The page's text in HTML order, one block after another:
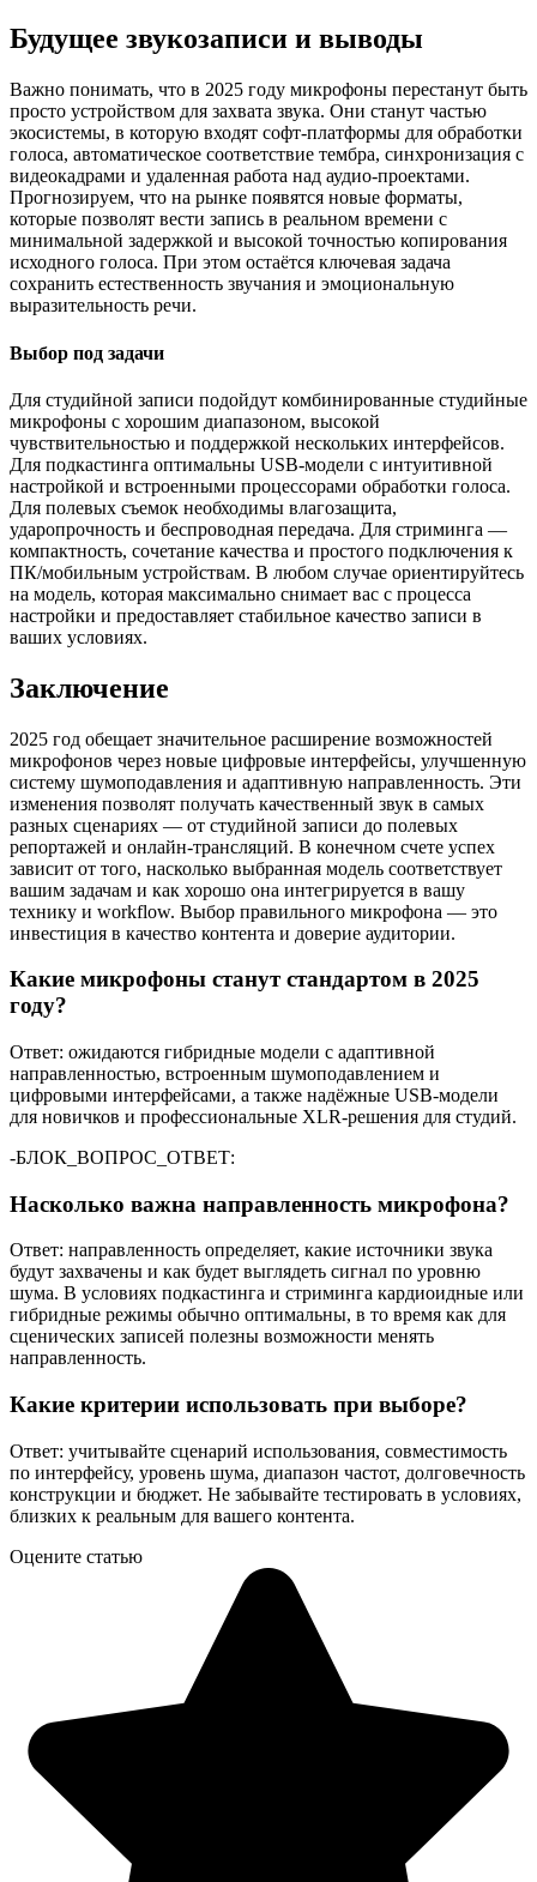
Будущее звукозаписи и выводы
Важно понимать, что в 2025 году микрофоны перестанут быть
просто устройством для захвата звука. Они станут частью
экосистемы, в которую входят софт‑платформы для обработки
голоса, автоматическое соответствие тембра, синхронизация с
видеокадрами и удаленная работа над аудио‑проектами.
Прогнозируем, что на рынке появятся новые форматы,
которые позволят вести запись в реальном времени с
минимальной задержкой и высокой точностью копирования
исходного голоса. При этом остаётся ключевая задача
сохранить естественность звучания и эмоциональную
выразительность речи.
Выбор под задачи
Для студийной записи подойдут комбинированные студийные
микрофоны с хорошим диапазоном, высокой
чувствительностью и поддержкой нескольких интерфейсов.
Для подкастинга оптимальны USB‑модели с интуитивной
настройкой и встроенными процессорами обработки голоса.
Для полевых съемок необходимы влагозащита,
ударопрочность и беспроводная передача. Для стриминга —
компактность, сочетание качества и простого подключения к
ПК/мобильным устройствам. В любом случае ориентируйтесь
на модель, которая максимально снимает вас с процесса
настройки и предоставляет стабильное качество записи в
ваших условиях.
Заключение
2025 год обещает значительное расширение возможностей
микрофонов через новые цифровые интерфейсы, улучшенную
систему шумоподавления и адаптивную направленность. Эти
изменения позволят получать качественный звук в самых
разных сценариях — от студийной записи до полевых
репортажей и онлайн‑трансляций. В конечном счете успех
зависит от того, насколько выбранная модель соответствует
вашим задачам и как хорошо она интегрируется в вашу
технику и workflow. Выбор правильного микрофона — это
инвестиция в качество контента и доверие аудитории.
Какие микрофоны станут стандартом в 2025
году?
Ответ: ожидаются гибридные модели с адаптивной
направленностью, встроенным шумоподавлением и
цифровыми интерфейсами, а также надёжные USB‑модели
для новичков и профессиональные XLR‑решения для студий.
-БЛОК_ВОПРОС_ОТВЕТ:
Насколько важна направленность микрофона?
Ответ: направленность определяет, какие источники звука
будут захвачены и как будет выглядеть сигнал по уровню
шума. В условиях подкастинга и стриминга кардиоидные или
гибридные режимы обычно оптимальны, в то время как для
сценических записей полезны возможности менять
направленность.
Какие критерии использовать при выборе?
Ответ: учитывайте сценарий использования, совместимость
по интерфейсу, уровень шума, диапазон частот, долговечность
конструкции и бюджет. Не забывайте тестировать в условиях,
близких к реальным для вашего контента.
Оцените статью